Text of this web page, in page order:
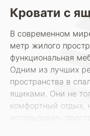
Кровати с
В современном
метр жилого
функциональная
Одним из лучших
пространства в
ящиками. Они не
комфортный отдых,
использовать